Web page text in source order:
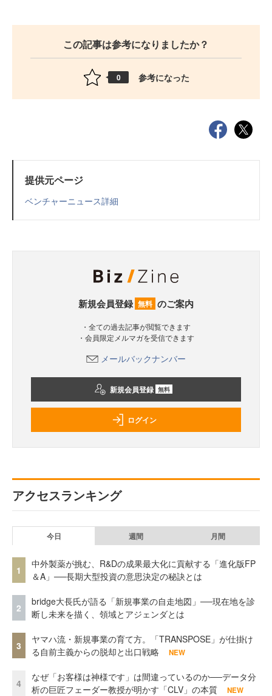
この記事は参考になりましたか？
0 参考になった
提供元ページ
ベンチャーニュース詳細
新規会員登録 無料 のご案内
・全ての過去記事が閲覧できます
・会員限定メルマガを受信できます
メールバックナンバー
新規会員登録 無料
ログイン
アクセスランキング
今日 週間 月間
1
中外製薬が挑む、R&Dの成果最大化に貢献する「進化版FP
＆A」──長期大型投資の意思決定の秘訣とは
2
bridge大長氏が語る「新規事業の自走地図」──現在地を診
断し未来を描く、領域とアジェンダとは
3
ヤマハ流・新規事業の育て方。「TRANSPOSE」が仕掛け
る自前主義からの脱却と出口戦略
NEW
4
なぜ「お客様は神様です」は間違っているのか──データ分
析の巨匠フェーダー教授が明かす「CLV」の本質
NEW